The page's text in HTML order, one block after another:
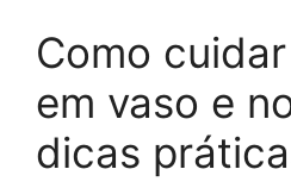
Como
em vaso e
dicas